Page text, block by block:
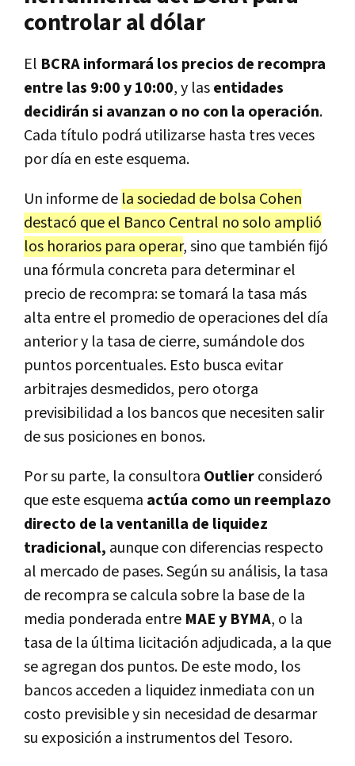
controlar al dólar
El BCRA informará los precios de recompra
entre las 9:00 y 10:00, y lasentidades
decidirán si avanzan o no con la operación.
Cada título podrá utilizarse hasta tres veces
por día en este esquema.
Un informe de la sociedad de bolsa Cohen
destacó que el Banco Central no solo amplió
los horarios para operar, sino que también fijó
una fórmula concreta para determinar el
precio de recompra: se tomará la tasa más
alta entre el promedio de operaciones del día
anterior y la tasa de cierre, sumándole dos
puntos porcentuales. Esto busca evitar
arbitrajes desmedidos, pero otorga
previsibilidad a los bancos que necesiten salir
de sus posiciones en bonos.
Por su parte, la consultora Outlierconsideró
que este esquema actúa como un reemplazo
directo de la ventanilla de liquidez
tradicional, aunque con diferencias respecto
al mercado de pases. Según su análisis, la tasa
de recompra se calcula sobre la base de la
media ponderada entre MAE y BYMA, o la
tasa de la última licitación adjudicada, a la que
se agregan dos puntos. De este modo, los
bancos acceden a liquidez inmediata con un
costo previsible y sin necesidad de desarmar
su exposición a instrumentos del Tesoro.